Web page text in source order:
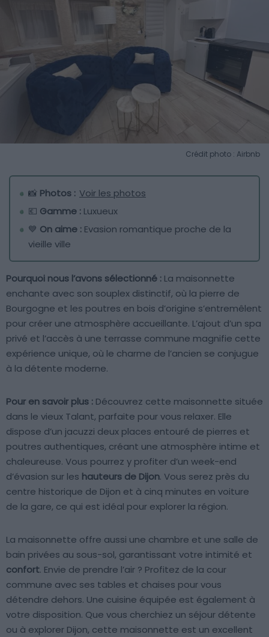
Crédit photo : Airbnb
📸 Photos : Voir les photos
💶 Gamme : Luxueux
💙 On aime : Evasion romantique proche de la
vieille ville
Pourquoi nous l’avons sélectionné : La maisonnette
enchante avec son souplex distinctif, où la pierre de
Bourgogne et les poutres en bois d’origine s’entremêlent
pour créer une atmosphère accueillante. L’ajout d’un spa
privé et l’accès à une terrasse commune magnifie cette
expérience unique, où le charme de l’ancien se conjugue
à la détente moderne.
Pour en savoir plus : Découvrez cette maisonnette située
dans le vieux Talant, parfaite pour vous relaxer. Elle
dispose d’un jacuzzi deux places entouré de pierres et
poutres authentiques, créant une atmosphère intime et
chaleureuse. Vous pourrez y profiter d’un week-end
d’évasion sur les hauteurs de Dijon. Vous serez près du
centre historique de Dijon et à cinq minutes en voiture
de la gare, ce qui est idéal pour explorer la région.
La maisonnette offre aussi une chambre et une salle de
bain privées au sous-sol, garantissant votre intimité et
confort. Envie de prendre l’air ? Profitez de la cour
commune avec ses tables et chaises pour vous
détendre dehors. Une cuisine équipée est également à
votre disposition. Que vous cherchiez un séjour détente
ou à explorer Dijon, cette maisonnette est un excellent